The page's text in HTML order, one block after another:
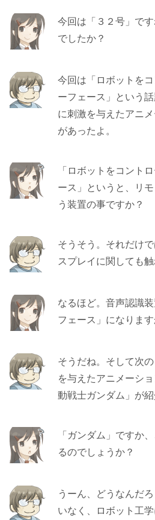
今回は「３２号」で
でしたか？
今回は「ロボットを
ーフェース」という
に刺激を与えたアニ
があったよ。
「ロボットをコント
ース」というと、リ
う装置の事ですか？
そうそう。それだけ
スプレイに関しても触
なるほど。音声認識
フェース」になります
そうだね。そして次
を与えたアニメーシ
動戦士ガンダム」が紹
「ガンダム」ですか
るのでしょうか？
うーん、どうなんだ
いなく、ロボット工